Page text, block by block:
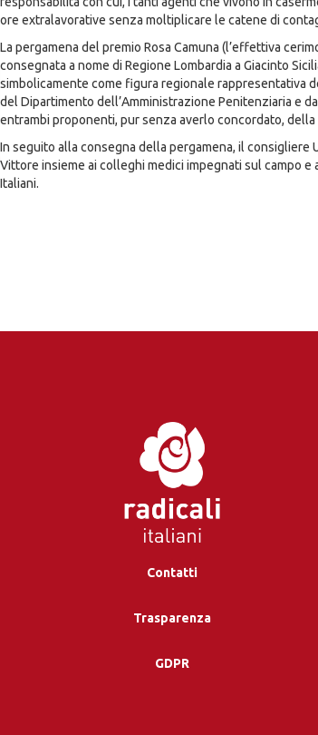
ore extralavorative senza moltiplicare le catene di
La pergamena del premio Rosa Camuna (l’effettiva
consegnata a nome di Regione Lombardia a Giacinto
simbolicamente come figura regionale rappresentativa
del Dipartimento dell’Amministrazione Penitenziaria e
entrambi proponenti, pur senza averlo concordato, della
In seguito alla consegna della pergamena, il
Vittore insieme ai colleghi medici impegnati sul campo
Italiani.
Contatti
Trasparenza
GDPR